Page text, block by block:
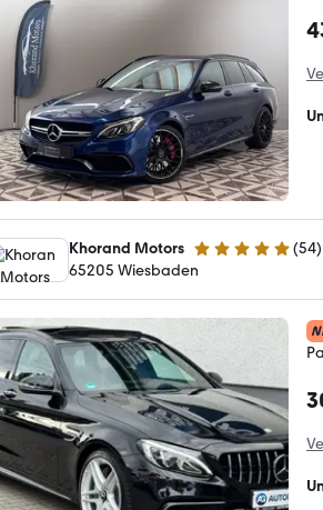
Khorand Motors 4.8 Sterne (54)
65205 Wiesbaden